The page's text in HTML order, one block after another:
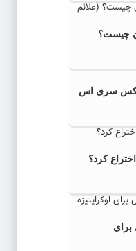
چیست؟
سری اس
کرد؟
برای